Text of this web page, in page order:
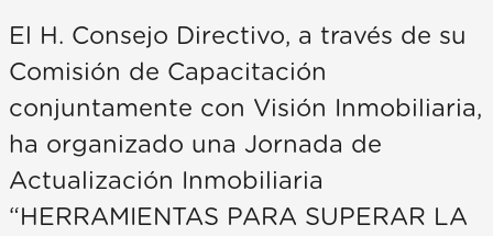
El H. Consejo Directivo, a través de su
Comisión de Capacitación
conjuntamente con Visión Inmobiliaria,
ha organizado una Jornada de
Actualización Inmobiliaria
“HERRAMIENTAS PARA SUPERAR LA